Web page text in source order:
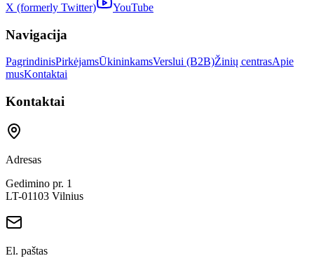
X (formerly Twitter) YouTube
Navigacija
PagrindinisPirkėjamsŪkininkamsVerslui (B2B)Žinių centrasApie
musKontaktai
Kontaktai
Adresas
Gedimino pr. 1
LT-01103 Vilnius
El. paštas